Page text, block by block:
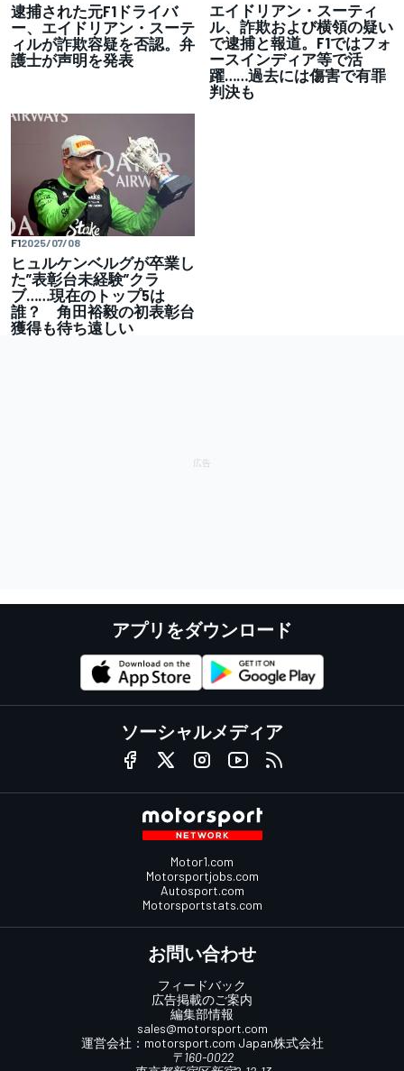
逮捕された元F1ドライバ
ー、エイドリアン・スーテ
ィルが詐欺容疑を否認。弁
護士が声明を発表
エイドリアン・スーティ
ル、詐欺および横領の疑い
で逮捕と報道。F1ではフォ
ースインディア等で活
躍……過去には傷害で有罪
判決も
F12025/07/08
ヒュルケンベルグが卒業し
た”表彰台未経験”クラ
ブ……現在のトップ5は
誰？ 角田裕毅の初表彰台
獲得も待ち遠しい
アプリをダウンロード
ソーシャルメディア
Motor1.com
Motorsportjobs.com
Autosport.com
Motorsportstats.com
お問い合わせ
フィードバック
広告掲載のご案内
編集部情報
sales@motorsport.com
運営会社： motorsport.com Japan株式会社
〒160-0022